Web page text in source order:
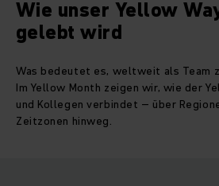
Wie unser Yellow
gelebt wird
Was bedeutet es, weltweit als Team
Im Yellow Month zeigen wir, wie der
und Kollegen verbindet – über
Zeitzonen hinweg.